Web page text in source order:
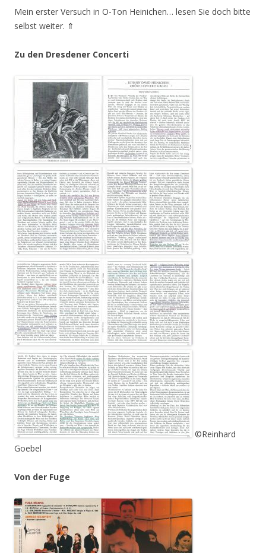
Mein erster Versuch in O-Ton Heinichen… lesen Sie doch bitte
selbst weiter. ⇑
Zu den Dresdener Concerti
©Reinhard
Goebel
Von der Fuge